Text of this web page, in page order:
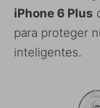
iPhone 6 Plus
para proteger
inteligentes.